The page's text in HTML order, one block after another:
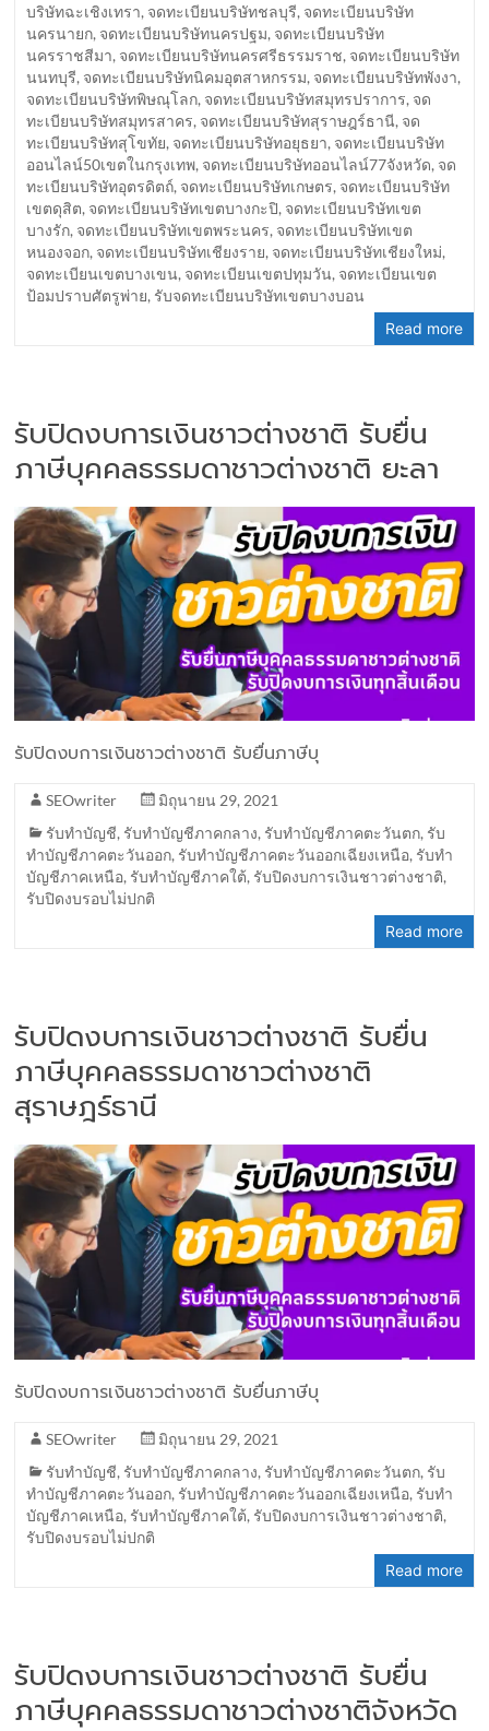
บริษัทฉะเชิงเทรา, จดทะเบียนบริษัทชลบุรี, จดทะเบียนบริษัท
นครนายก, จดทะเบียนบริษัทนครปฐม, จดทะเบียนบริษัท
นครราชสีมา, จดทะเบียนบริษัทนครศรีธรรมราช, จดทะเบียนบริษัท
นนทบุรี, จดทะเบียนบริษัทนิคมอุตสาหกรรม, จดทะเบียนบริษัทพังงา,
จดทะเบียนบริษัทพิษณุโลก, จดทะเบียนบริษัทสมุทรปราการ, จด
ทะเบียนบริษัทสมุทรสาคร, จดทะเบียนบริษัทสุราษฎร์ธานี, จด
ทะเบียนบริษัทสุโขทัย, จดทะเบียนบริษัทอยุธยา, จดทะเบียนบริษัท
ออนไลน์50เขตในกรุงเทพ, จดทะเบียนบริษัทออนไลน์77จังหวัด, จด
ทะเบียนบริษัทอุตรดิตถ์, จดทะเบียนบริษัทเกษตร, จดทะเบียนบริษัท
เขตดุสิต, จดทะเบียนบริษัทเขตบางกะปิ, จดทะเบียนบริษัทเขต
บางรัก, จดทะเบียนบริษัทเขตพระนคร, จดทะเบียนบริษัทเขต
หนองจอก, จดทะเบียนบริษัทเชียงราย, จดทะเบียนบริษัทเชียงใหม่,
จดทะเบียนเขตบางเขน, จดทะเบียนเขตปทุมวัน, จดทะเบียนเขต
ป้อมปราบศัตรูพ่าย, รับจดทะเบียนบริษัทเขตบางบอน
Read more
รับปิดงบการเงินชาวต่างชาติ รับยื่น
ภาษีบุคคลธรรมดาชาวต่างชาติ ยะลา
รับปิดงบการเงินชาวต่างชาติ รับยื่นภาษีบุ
SEOwriter
มิถุนายน 29, 2021
รับทำบัญชี, รับทำบัญชีภาคกลาง, รับทำบัญชีภาคตะวันตก, รับ
ทำบัญชีภาคตะวันออก, รับทำบัญชีภาคตะวันออกเฉียงเหนือ, รับทำ
บัญชีภาคเหนือ, รับทำบัญชีภาคใต้, รับปิดงบการเงินชาวต่างชาติ,
รับปิดงบรอบไม่ปกติ
Read more
รับปิดงบการเงินชาวต่างชาติ รับยื่น
ภาษีบุคคลธรรมดาชาวต่างชาติ
สุราษฎร์ธานี
รับปิดงบการเงินชาวต่างชาติ รับยื่นภาษีบุ
SEOwriter
มิถุนายน 29, 2021
รับทำบัญชี, รับทำบัญชีภาคกลาง, รับทำบัญชีภาคตะวันตก, รับ
ทำบัญชีภาคตะวันออก, รับทำบัญชีภาคตะวันออกเฉียงเหนือ, รับทำ
บัญชีภาคเหนือ, รับทำบัญชีภาคใต้, รับปิดงบการเงินชาวต่างชาติ,
รับปิดงบรอบไม่ปกติ
Read more
รับปิดงบการเงินชาวต่างชาติ รับยื่น
ภาษีบุคคลธรรมดาชาวต่างชาติจังหวัด